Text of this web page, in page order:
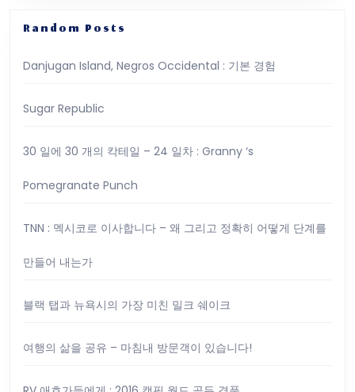
로
진
첫
번
째
생
Random Posts
Danjugan Island, Negros Occidental : 기본 경험
Sugar Republic
30 일에 30 개의 칵테일 – 24 일차 : Granny ‘s
Pomegranate Punch
TNN : 멕시코로 이사합니다 – 왜 그리고 정확히 어떻게 단계를
만들어 내는가
블랙 탭과 뉴욕시의 가장 미친 밀크 쉐이크
여행의 삶을 공유 – 마침내 방문객이 있습니다!